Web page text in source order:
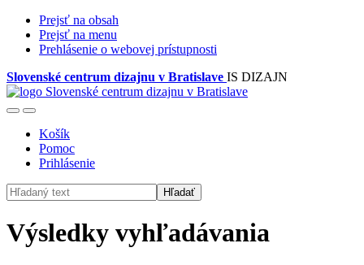
Prejsť na obsah
Prejsť na menu
Prehlásenie o webovej prístupnosti
Slovenské centrum dizajnu v Bratislave IS DIZAJN
Košík
Pomoc
Prihlásenie
Hľadať
Výsledky vyhľadávania